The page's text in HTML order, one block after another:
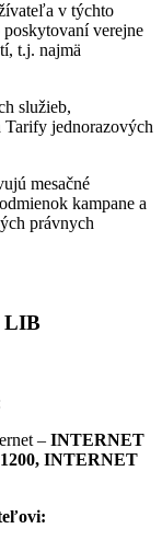
v týchto
verejne
t.j. najmä
služieb,
jednorazových
mesačné
kampane a
právnych
LIB
– INTERNET
INTERNET